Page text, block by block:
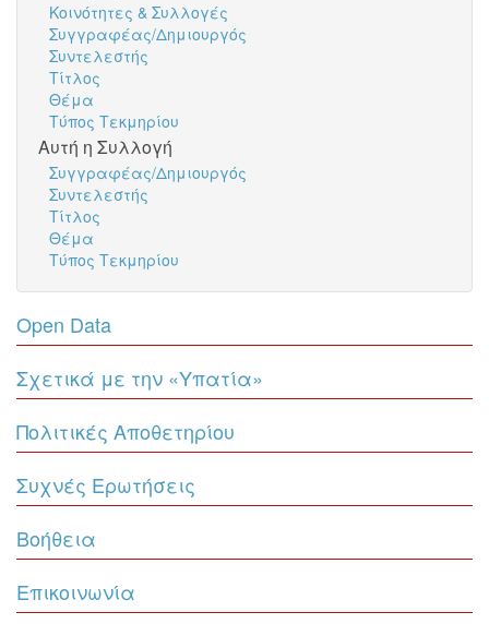
Κοινότητες & Συλλογές
Συγγραφέας/Δημιουργός
Συντελεστής
Τίτλος
Θέμα
Τύπος Τεκμηρίου
Αυτή η Συλλογή
Συγγραφέας/Δημιουργός
Συντελεστής
Τίτλος
Θέμα
Τύπος Τεκμηρίου
Open Data
Σχετικά με την «Υπατία»
Πολιτικές Αποθετηρίου
Συχνές Ερωτήσεις
Βοήθεια
Επικοινωνία